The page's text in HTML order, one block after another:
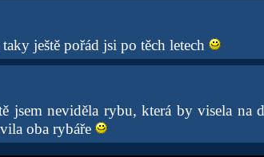
ještě pořád jsi po těch letech
jsem neviděla rybu, která by visela na
oba rybáře